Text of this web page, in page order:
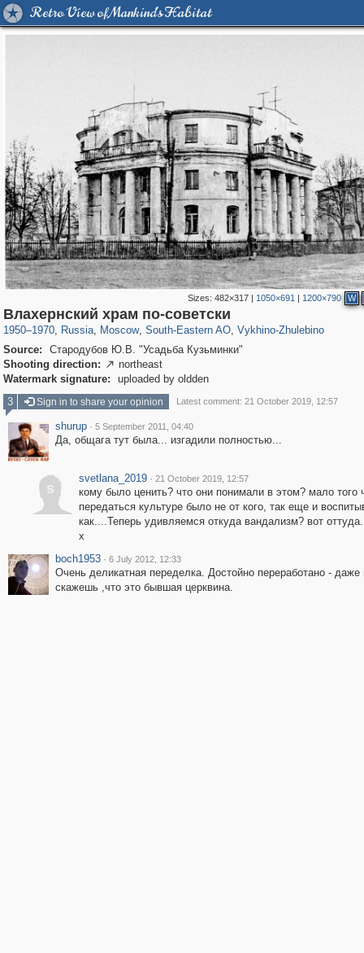
Retro View of Mankind's Habitat
Sizes: 482×317| 1050×691 | 1200×790 W
Влахернский храм по-советски
1950–1970, Russia
1,406,294 29,243
, Moscow
319,780 8,286
, South-Eastern AO
11,379 197
, Vykhino-Zhulebino
Source:
Стародубов Ю.В. "Усадьба Кузьминки"
Shooting direction:  northeast
Watermark signature:
uploaded by oldden
3
Sign in to share your opinion Latest comment: 21 October 2019, 12:57
shurup · 5 September 2011, 04:40
Да, общага тут была... изгадили полностью...
s
svetlana_2019 · 21 October 2019, 12:57
кому было ценить? что они понимали в этом? мало того
передаться культуре было не от кого, так еще и
как....Теперь удивляемся откуда вандализм? вот
х
boch1953 · 6 July 2012, 12:33
Очень деликатная переделка. Достойно переработано - даже
скажешь ,что это бывшая церквина.